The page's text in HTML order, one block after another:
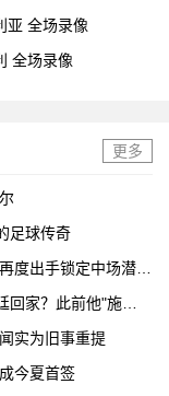
亚 全场录像
全场录像
更多
足球传奇
度出手锁定中场潜力
回家？此前他"施
实为旧事重提
今夏首签